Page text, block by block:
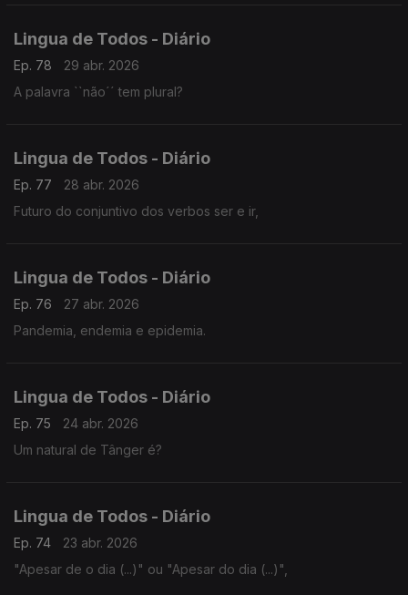
Lingua de Todos - Diário
Ep. 78
29 abr. 2026
A palavra ``não´´ tem plural?
Lingua de Todos - Diário
Ep. 77
28 abr. 2026
Futuro do conjuntivo dos verbos ser e ir,
Lingua de Todos - Diário
Ep. 76
27 abr. 2026
Pandemia, endemia e epidemia.
Lingua de Todos - Diário
Ep. 75
24 abr. 2026
Um natural de Tânger é?
Lingua de Todos - Diário
Ep. 74
23 abr. 2026
"Apesar de o dia (...)" ou "Apesar do dia (...)",